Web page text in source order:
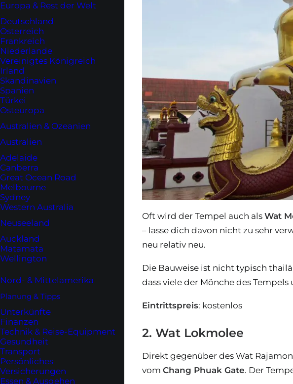
Europa & Rest der Welt
Deutschland
Österreich
Frankreich
Niederlande
Vereinigtes Königreich
Irland
Skandinavien
Spanien
Türkei
Osteuropa
Australien & Ozeanien
Australien
Adelaide
Canberra
Great Ocean Road
Melbourne
Sydney
Western Australia
Neuseeland
Auckland
Matamata
Wellington
Nord- & Mittelamerika
Planung & Tipps
Unterkünfte
Finanzen
Technik & Reise-Equipment
Gesundheit
Transport
Persönliches
Versicherungen
Essen & Ausgehen
Oft wird der Tempel auch als Wat
– lasse dich davon nicht zu sehr
neu relativ neu.
Die Bauweise ist nicht typisch
dass viele der Mönche des
Eintrittspreis: kostenlos
2. Wat Lokmolee
Direkt gegenüber des Wat
vom Chang Phuak Gate. Der